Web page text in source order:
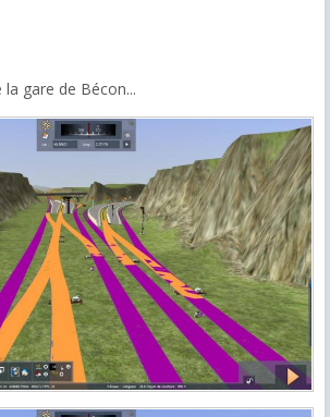
gare de Bécon...